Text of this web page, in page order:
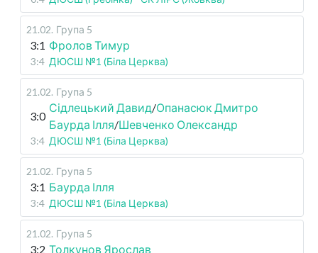
21.02. Група 5
3:1 Фролов Тимур
3:4 ДЮСШ №1 (Біла Церква)
21.02. Група 5
3:0
Сідлецький Давид/Опанасюк Дмитро
Баурда Ілля/Шевченко Олександр
3:4 ДЮСШ №1 (Біла Церква)
21.02. Група 5
3:1 Баурда Ілля
3:4 ДЮСШ №1 (Біла Церква)
21.02. Група 5
3:2 Толкунов Ярослав